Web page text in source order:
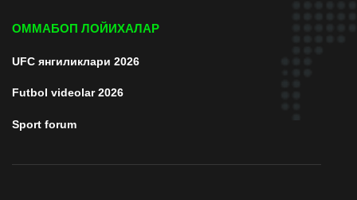
ОММАБОП ЛОЙИХАЛАР
UFC янгиликлари 2026
Futbol videolar 2026
Sport forum